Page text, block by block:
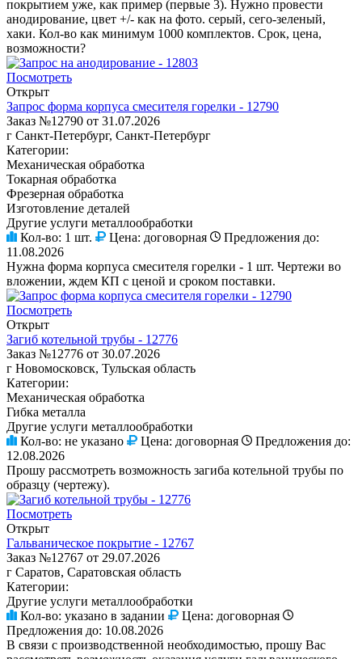
покрытием уже, как пример (первые 3). Нужно провести
анодирование, цвет +/- как на фото. серый, сего-зеленый,
хаки. Кол-во как минимум 1000 комплектов. Срок, цена,
возможности?
Посмотреть
Открыт
Запрос форма корпуса смесителя горелки - 12790
Заказ №12790 от 31.07.2026
г Санкт-Петербург, Санкт-Петербург
Категории:
Механическая обработка
Токарная обработка
Фрезерная обработка
Изготовление деталей
Другие услуги металлообработки
Кол-во: 1 шт. Цена: договорная
Предложения до:
11.08.2026
Нужна форма корпуса смесителя горелки - 1 шт. Чертежи во
вложении, ждем КП с ценой и сроком поставки.
Посмотреть
Открыт
Загиб котельной трубы - 12776
Заказ №12776 от 30.07.2026
г Новомосковск, Тульская область
Категории:
Механическая обработка
Гибка металла
Другие услуги металлообработки
Кол-во: не указано Цена: договорная
Предложения до:
12.08.2026
Прошу рассмотреть возможность загиба котельной трубы по
образцу (чертежу).
Посмотреть
Открыт
Гальваническое покрытие - 12767
Заказ №12767 от 29.07.2026
г Саратов, Саратовская область
Категории:
Другие услуги металлообработки
Кол-во: указано в задании Цена: договорная
Предложения до: 10.08.2026
В связи с производственной необходимостью, прошу Вас